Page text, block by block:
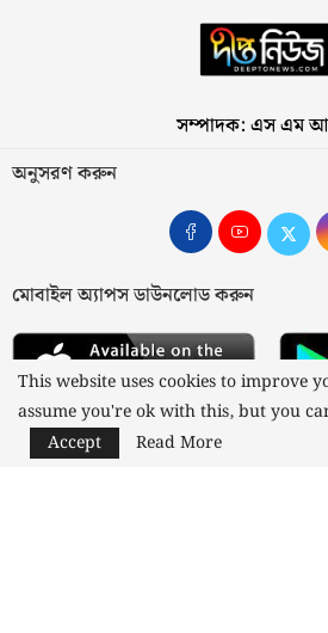
সম্পাদক: এস এম
অনুসরণ করুন
মোবাইল অ্যাপস ডাউনলোড করুন
This website uses cookies to improve
assume you're ok with this, but you
Accept
Read More